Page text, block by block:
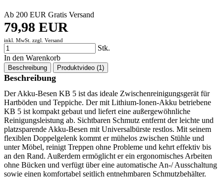
Ab 200 EUR Gratis Versand
79,98 EUR
inkl. MwSt. zzgl. Versand
Stk.
In den Warenkorb
Beschreibung Produktvideo (1)
Beschreibung
Der Akku-Besen KB 5 ist das ideale Zwischenreinigungsgerät für
Hartböden und Teppiche. Der mit Lithium-Ionen-Akku betriebene
KB 5 ist kompakt gebaut und liefert eine außergewöhnliche
Reinigungsleistung ab. Sichtbaren Schmutz entfernt der leichte und
platzsparende Akku-Besen mit Universalbürste restlos. Mit seinem
flexiblen Doppelgelenk kommt er mühelos zwischen Stühle und
unter Möbel, reinigt Treppen ohne Probleme und kehrt effektiv bis
an den Rand. Außerdem ermöglicht er ein ergonomisches Arbeiten
ohne Bücken und verfügt über eine automatische An-/ Ausschaltung
sowie einen komfortabel seitlich entnehmbaren Schmutzbehälter.